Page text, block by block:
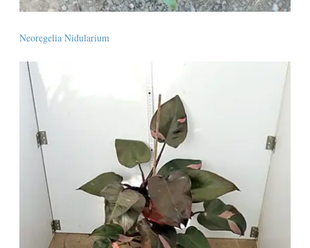
Neoregelia Nidularium